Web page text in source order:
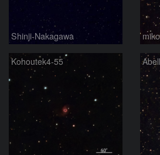
Shinji-Nakagawa
Kohoutek4-55